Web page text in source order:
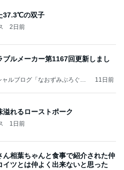
37.3℃の双子
2日前
ブルメーカー第1167回更新しまし
ルブログ「なおずみぶろぐ」
11日前
溢れるローストポーク
1日前
ん相葉ちゃんと食事で紹介された仲
イツとは仲よく出来ないと思った